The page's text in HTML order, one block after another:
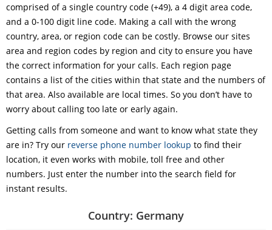
comprised of a single country code (+49), a 4 digit area code,
and a 0-100 digit line code. Making a call with the wrong
country, area, or region code can be costly. Browse our sites
area and region codes by region and city to ensure you have
the correct information for your calls. Each region page
contains a list of the cities within that state and the numbers of
that area. Also available are local times. So you don’t have to
worry about calling too late or early again.
Getting calls from someone and want to know what state they
are in? Try our reverse phone number lookup to find their
location, it even works with mobile, toll free and other
numbers. Just enter the number into the search field for
instant results.
Country: Germany